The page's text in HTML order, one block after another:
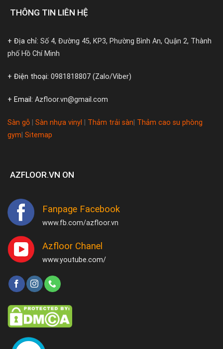
THÔNG TIN LIÊN HỆ
+ Địa chỉ: Số 4, Đường 45, KP3, Phường Bình An, Quận 2, Thành
phố Hồ Chí Minh
+ Điện thoại: 0981818807 (Zalo/Viber)
+ Email: Azfloor.vn@gmail.com
Sàn gỗ Sàn nhựa vinyl Thảm trải sàn Thảm cao su phòng
gym Sitemap
AZFLOOR.VN ON
Fanpage Facebook
www.fb.com/azfloor.vn
Azfloor Chanel
www.youtube.com/